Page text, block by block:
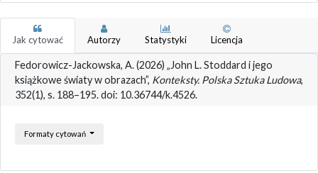
Jak cytować Autorzy Statystyki Licencja
Fedorowicz-Jackowska, A. (2026) „John L. Stoddard i jego
książkowe światy w obrazach”, Konteksty. Polska Sztuka Ludowa,
352(1), s. 188–195. doi: 10.36744/k.4526.
Formaty cytowań